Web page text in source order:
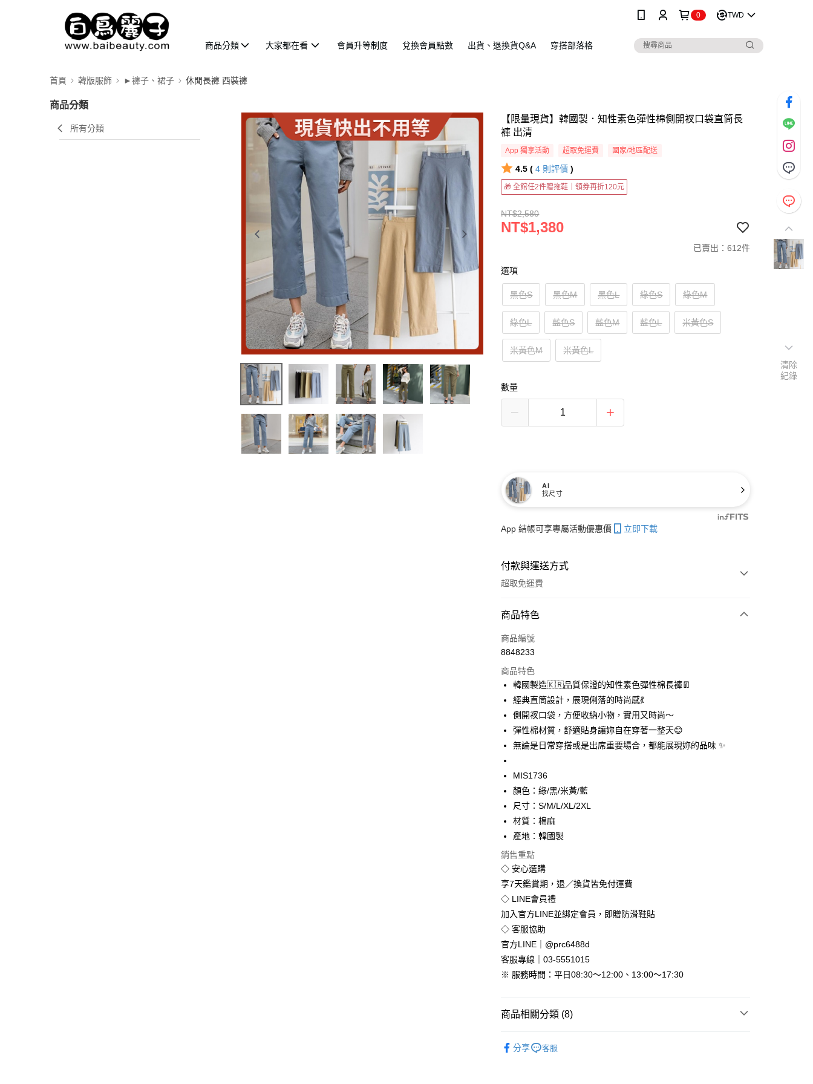
0 TWD
商品分類 大家都在看 會員升等制度 兌換會員點數 出貨、退換貨Q&A 穿搭部落格
首頁 韓版服飾 ►褲子、裙子 休閒長褲 西裝褲
商品分類
所有分類
【限量現貨】韓國製．知性素色彈性棉側開衩口袋直筒長
褲 出清
App 獨享活動 超取免運費 國家/地區配送
4.5 ( 4 則評價 )
🎁 全館任2件贈拖鞋｜領券再折120元
NT$2,580
NT$1,380
已賣出：612件
選項
黑色S 黑色M 黑色L 綠色S 綠色M
綠色L 藍色S 藍色M 藍色L 米黃色S
米黃色M 米黃色L
數量
AI
找尺寸
App 結帳可享專屬活動優惠價 立即下載
付款與運送方式
超取免運費
付款方式
信用卡一次付款
LINE Pay
Apple Pay
街口支付
悠遊付
Google Pay
全盈+PAY
運送方式
全家付款取貨
免運費
付款後全家取貨
免運費
7-11付款取貨
每筆NT$80，滿NT$800(含以上)免運費
付款後7-11取貨
新竹物流
離島郵局配送
商品特色
商品編號
8848233
商品特色
韓國製造🇰🇷品質保證的知性素色彈性棉長褲👖
經典直筒設計，展現俐落的時尚感💃
側開衩口袋，方便收納小物，實用又時尚～
彈性棉材質，舒適貼身讓妳自在穿著一整天😊
無論是日常穿搭或是出席重要場合，都能展現妳的品味 ✨
MIS1736
顏色：綠/黑/米黃/藍
尺寸：S/M/L/XL/2XL
材質：棉麻
產地：韓國製
銷售重點
◇ 安心選購
享7天鑑賞期，退／換貨皆免付運費
◇ LINE會員禮
加入官方LINE並綁定會員，即贈防滑鞋貼
◇ 客服協助
官方LINE｜@prc6488d
客服專線｜03-5551015
※ 服務時間：平日08:30～12:00、13:00～17:30
商品相關分類 (8)
分享 客服
清除
紀錄